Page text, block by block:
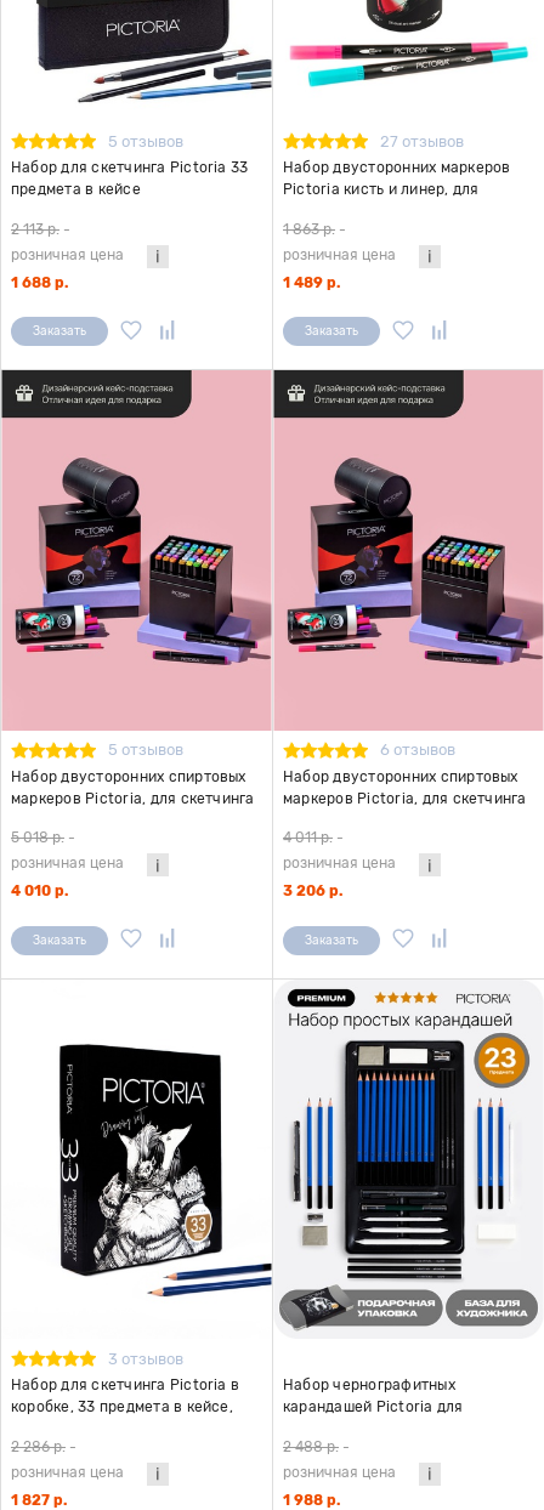
5 отзывов
Набор для скетчинга Pictoria 33
предмета в кейсе
2 113 р. -
розничная цена
1 688 р.
Заказать
27 отзывов
Набор двусторонних маркеров
Pictoria кисть и линер, для
1 863 р. -
розничная цена
1 489 р.
Заказать
5 отзывов
Набор двусторонних спиртовых
маркеров Pictoria, для скетчинга
5 018 р. -
розничная цена
4 010 р.
Заказать
6 отзывов
Набор двусторонних спиртовых
маркеров Pictoria, для скетчинга
4 011 р. -
розничная цена
3 206 р.
Заказать
3 отзывов
Набор для скетчинга Pictoria в
коробке, 33 предмета в кейсе,
2 286 р. -
розничная цена
1 827 р.
Набор чернографитных
карандашей Pictoria для
коробка
2 488 р. -
розничная цена
1 988 р.